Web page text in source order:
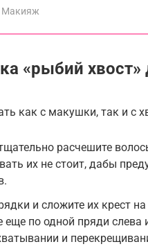
Макияж
«рыбий
как с макушки, так и с
расчешите
их не стоит, дабы
и сложите их крест
еще по одной пряди
и